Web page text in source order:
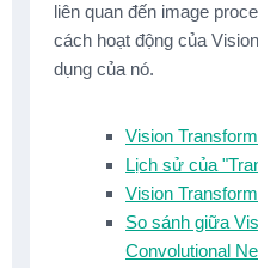
liên quan đến image
cách hoạt động của
dụng của nó.
Vision
Lịch sử của
Vision
So sánh giữa
Convolutional